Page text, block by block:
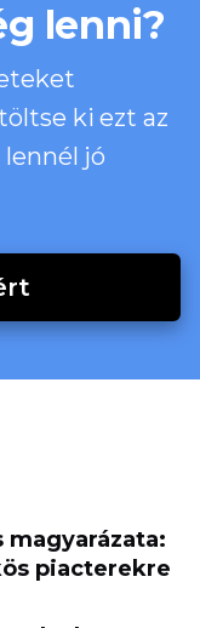
lenni?
ki ezt az
jó
piacterekre